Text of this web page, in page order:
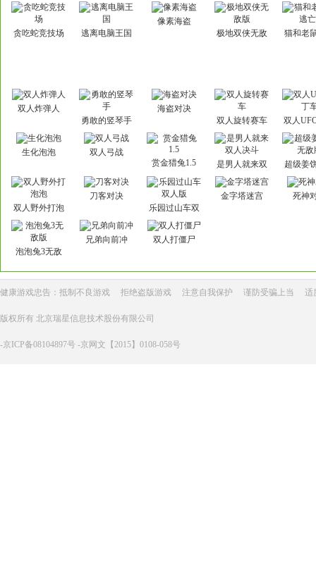
贪吃蛇竞技场 逃离电脑王国
像素海盗
极地双侠无敌
猫和老
双人炸弹人
勇敢的竖琴手
海盗对决
双人旋转赛车
双人
生化泡泡
双人弓战
赏金猎兔1.5
是男人就来双
超级姜
双人野外打泡
刀客对决
乐园过山车双
金字塔迷宫 死神
泡泡兔3无敌
兄弟向前冲 双人打僵尸
健康游戏忠告：抵制不良游戏 拒绝盗版游戏 注意自我保护 谨防受骗上当 适
版权所有 北京瑞星信息技术股份有限公司
-京ICP备08104897号 -京网文【2015】0108-058号